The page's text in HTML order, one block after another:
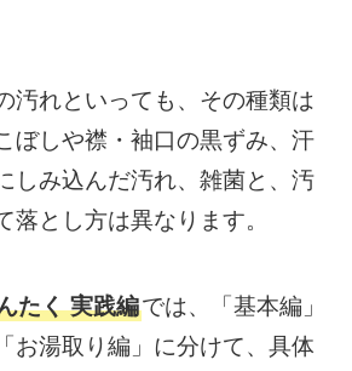
汚れといっても、その種類は
ぼしや襟・袖口の黒ずみ、汗
しみ込んだ汚れ、雑菌と、汚
落とし方は異なります。
たく 実践編では、「基本編」
お湯取り編」に分けて、具体